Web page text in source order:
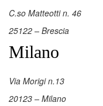
C.so Matteotti n. 46
25122 – Brescia
Milano
Via Morigi n.13
20123 – Milano